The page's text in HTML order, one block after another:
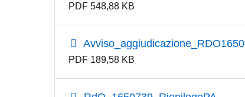
PDF 548,88 KB
PDF 189,58 KB